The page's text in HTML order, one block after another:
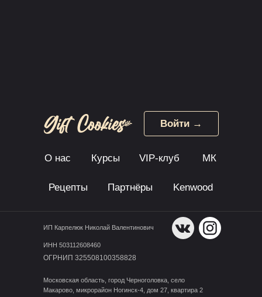
О нас Курсы VIP-клуб МК
Рецепты Партнёры Kenwood
ИП Карпелюк Николай Валентинович
ИНН 503112608460
ОГРНИП 325508100358828
Московская область, город Черноголовка, село
Макарово, микрорайон Ногинск-4, дом 27, квартира 2
Войти →